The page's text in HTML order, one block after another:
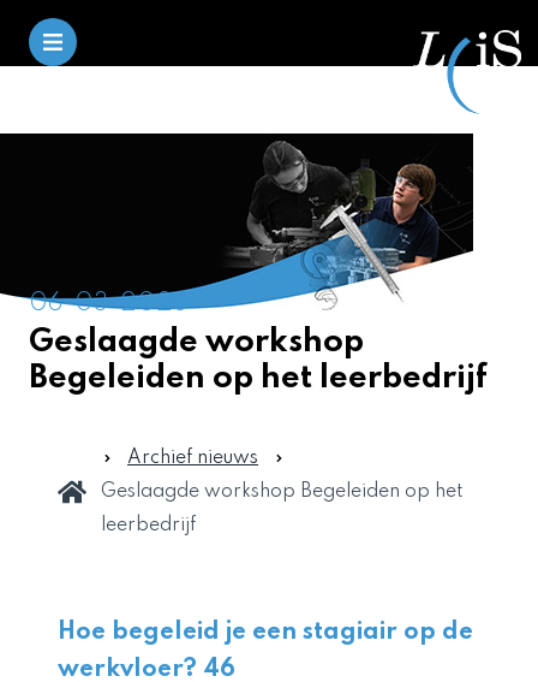
06-03-2026
Geslaagde workshop
Begeleiden op het leerbedrijf
Archief nieuws
Geslaagde workshop Begeleiden op het
leerbedrijf
Hoe begeleid je een stagiair op de
werkvloer? 46